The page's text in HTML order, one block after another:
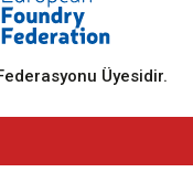
Üyesidir.